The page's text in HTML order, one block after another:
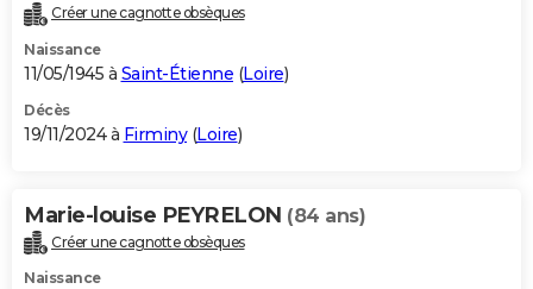
Créer une cagnotte obsèques
Naissance
11/05/1945 à Saint-Étienne (Loire)
Décès
19/11/2024 à Firminy(Loire)
Marie-louise PEYRELON (84 ans)
Créer une cagnotte obsèques
Naissance